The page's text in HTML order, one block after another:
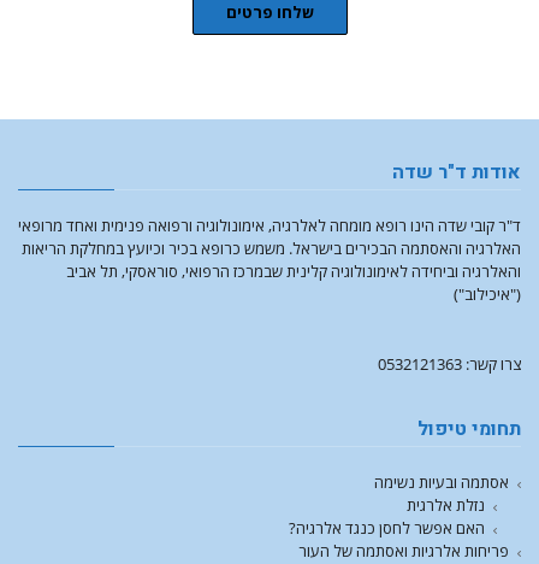
שלחו פרטים
אודות ד"ר שדה
ד"ר קובי שדה הינו רופא מומחה לאלרגיה, אימונולוגיה ורפואה פנימית ואחד מרופאי
האלרגיה והאסתמה הבכירים בישראל. משמש כרופא בכיר וכיועץ במחלקת הריאות
והאלרגיה וביחידה לאימונולוגיה קלינית שבמרכז הרפואי, סוראסקי, תל אביב
("איכילוב")
צרו קשר: 0532121363
תחומי טיפול
אסתמה ובעיות נשימה
נזלת אלרגית
האם אפשר לחסן כנגד אלרגיה?
פריחות אלרגיות ואסתמה של העור